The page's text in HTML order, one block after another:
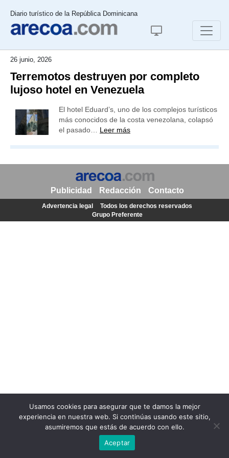
Diario turístico de la República Dominicana
26 junio, 2026
Terremotos destruyen por completo
lujoso hotel en Venezuela
El hotel Eduard’s, uno de los complejos turísticos
más conocidos de la costa venezolana, colapsó
el pasado… Leer más
Usamos cookies para asegurar que te damos la mejor
experiencia en nuestra web. Si continúas usando este sitio,
asumiremos que estás de acuerdo con ello.
Aceptar
Publicidad Redacción Contacto
Advertencia legal
Todos los derechos reservados
Grupo Preferente